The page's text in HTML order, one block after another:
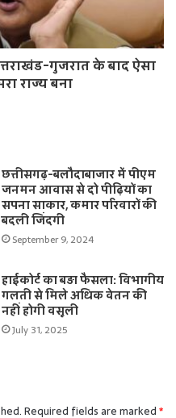
गुजरात के बाद ऐसा
राज्य बना
छत्तीसगढ़-बलौदाबाजार में पीएम
जनमन आवास से दो पीढ़ियों का
सपना साकार, कमार परिवारों की
बदली जिंदगी
September 9, 2024
हाईकोर्ट का बड़ा फैसला: विभागीय
गलती से मिले अधिक वेतन की
नहीं होगी वसूली
July 31, 2025
Required fields are marked*